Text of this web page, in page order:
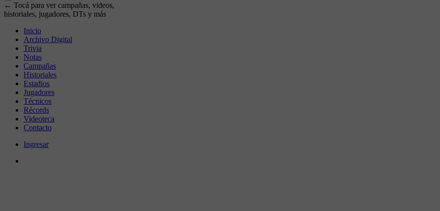
← Tocá para ver campañas, videos,
historiales, jugadores, DTs y más
Inicio
Archivo Digital
Trivia
Notas
Campañas
Historiales
Estadios
Jugadores
Técnicos
Récords
Videoteca
Contacto
Ingresar